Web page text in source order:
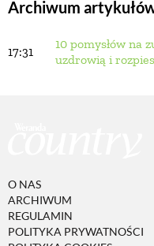
Archiwum
17:31
10 pomysłów na
uzdrowią i
O NAS
ARCHIWUM
REGULAMIN
POLITYKA PRYWATNOŚCI